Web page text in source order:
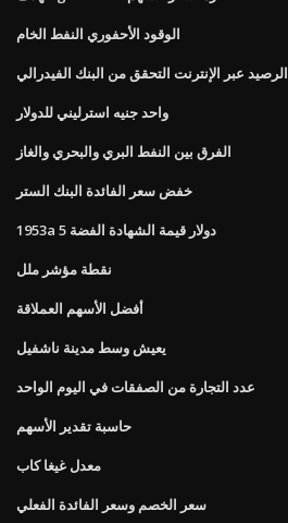
الوقود الأحفوري النفط الخام
الرصيد عبر الإنترنت التحقق من البنك الفيدرالي
واحد جنيه استرليني للدولار
الفرق بين النفط البري والبحري والغاز
خفض سعر الفائدة البنك الستر
1953a 5 دولار قيمة الشهادة الفضة
نقطة مؤشر ملل
أفضل الأسهم العملاقة
يعيش وسط مدينة ناشفيل
عدد التجارة من الصفقات في اليوم الواحد
حاسبة تقدير الأسهم
معدل غيغا كاب
سعر الخصم وسعر الفائدة الفعلي